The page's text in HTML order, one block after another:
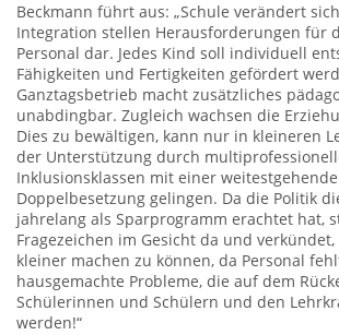
Beckmann führt aus: „Schule verändert
Integration stellen Herausforderungen für
Personal dar. Jedes Kind soll individuell
Fähigkeiten und Fertigkeiten gefördert
Ganztagsbetrieb macht zusätzliches
unabdingbar. Zugleich wachsen die
Dies zu bewältigen, kann nur in kleineren
der Unterstützung durch
Inklusionsklassen mit einer
Doppelbesetzung gelingen. Da die Politik
jahrelang als Sparprogramm erachtet hat,
Fragezeichen im Gesicht da und
kleiner machen zu können, da Personal
hausgemachte Probleme, die auf dem
Schülerinnen und Schülern und den
werden!“